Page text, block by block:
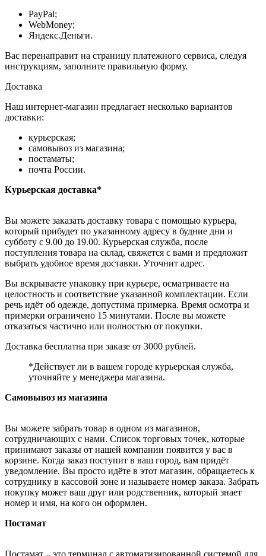
PayPal;
WebMoney;
Яндекс.Деньги.
Вас перенаправит на страницу платежного сервиса, следуя
инструкциям, заполните правильную форму.
Доставка
Наш интернет-магазин предлагает несколько вариантов
доставки:
курьерская;
самовывоз из магазина;
постаматы;
почта России.
Курьерская доставка*
Вы можете заказать доставку товара с помощью курьера,
который прибудет по указанному адресу в будние дни и
субботу с 9.00 до 19.00. Курьерская служба, после
поступления товара на склад, свяжется с вами и предложит
выбрать удобное время доставки. Уточнит адрес.
Вы вскрываете упаковку при курьере, осматриваете на
целостность и соответствие указанной комплектации. Если
речь идёт об одежде, допустима примерка. Время осмотра и
примерки ограничено 15 минутами. После вы можете
отказаться частично или полностью от покупки.
Доставка бесплатна при заказе от 3000 рублей.
*Действует ли в вашем городе курьерская служба,
уточняйте у менеджера магазина.
Самовывоз из магазина
Вы можете забрать товар в одном из магазинов,
сотрудничающих с нами. Список торговых точек, которые
принимают заказы от нашей компании появится у вас в
корзине. Когда заказ поступит в ваш город, вам придёт
уведомление. Вы просто идёте в этот магазин, обращаетесь к
сотруднику в кассовой зоне и называете номер заказа. Забрать
покупку может ваш друг или родственник, который знает
номер и имя, на кого он оформлен.
Постамат